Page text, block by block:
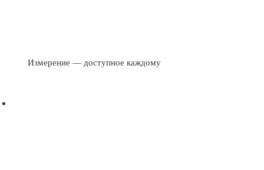
Измерение — доступное каждому